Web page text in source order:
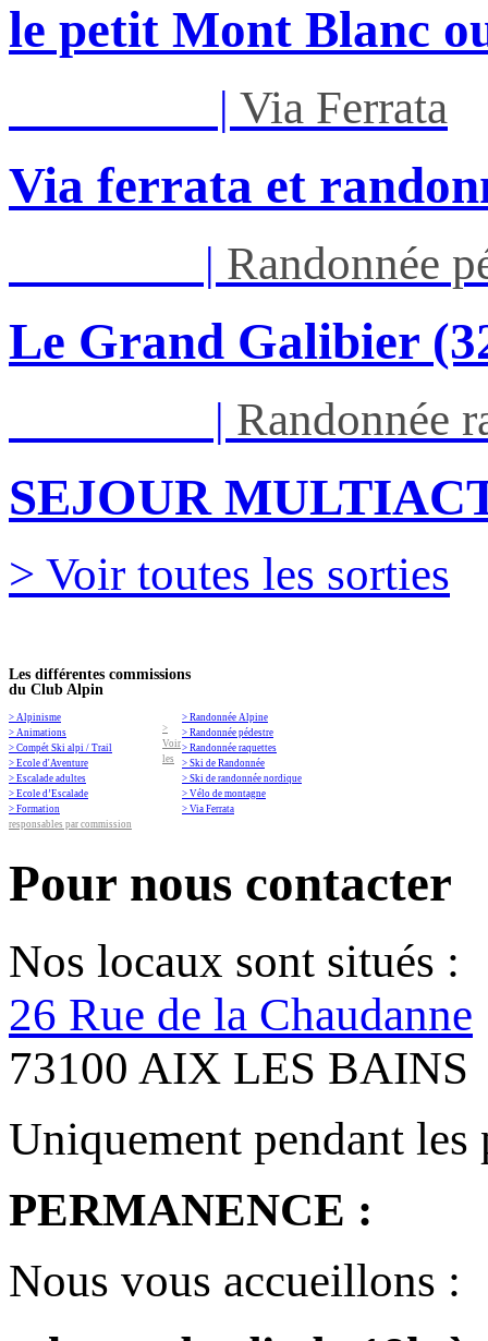
le petit Mont Blanc
| Via Ferrata
Via ferrata et
| Randonnée
Le Grand Galibier
| Randonnée
SEJOUR
> Voir toutes les sorties
Les différentes commissions
du Club Alpin
> Alpinisme
> Animations
> Compét Ski alpi / Trail
> Ecole d'Aventure
> Escalade adultes
> Ecole d’Escalade
> Formation
> Randonnée Alpine
> Randonnée pédestre
> Randonnée raquettes
> Ski de Randonnée
> Ski de randonnée nordique
> Vélo de montagne
> Via Ferrata
>
Voir
les
responsables par commission
Pour nous contacter
Nos locaux sont situés :
26 Rue de la Chaudanne
73100 AIX LES BAINS
Uniquement pendant les
PERMANENCE :
Nous vous accueillons :